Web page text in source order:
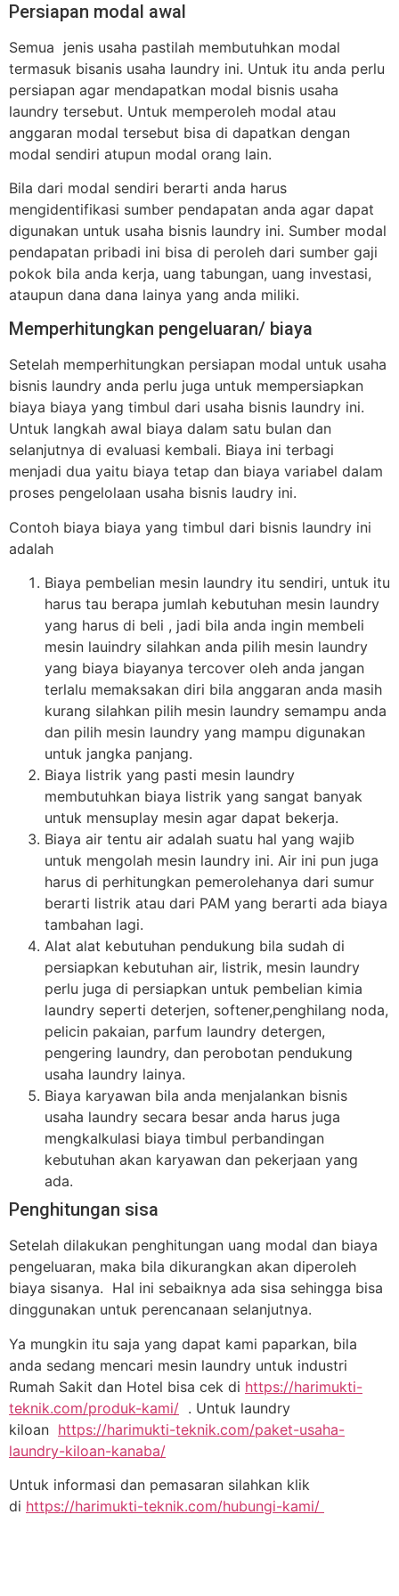
Persiapan modal awal
Semua jenis usaha pastilah membutuhkan modal
termasuk bisanis usaha laundry ini. Untuk itu anda perlu
persiapan agar mendapatkan modal bisnis usaha
laundry tersebut. Untuk memperoleh modal atau
anggaran modal tersebut bisa di dapatkan dengan
modal sendiri atupun modal orang lain.
Bila dari modal sendiri berarti anda harus
mengidentifikasi sumber pendapatan anda agar dapat
digunakan untuk usaha bisnis laundry ini. Sumber modal
pendapatan pribadi ini bisa di peroleh dari sumber gaji
pokok bila anda kerja, uang tabungan, uang investasi,
ataupun dana dana lainya yang anda miliki.
Memperhitungkan pengeluaran/ biaya
Setelah memperhitungkan persiapan modal untuk usaha
bisnis laundry anda perlu juga untuk mempersiapkan
biaya biaya yang timbul dari usaha bisnis laundry ini.
Untuk langkah awal biaya dalam satu bulan dan
selanjutnya di evaluasi kembali. Biaya ini terbagi
menjadi dua yaitu biaya tetap dan biaya variabel dalam
proses pengelolaan usaha bisnis laudry ini.
Contoh biaya biaya yang timbul dari bisnis laundry ini
adalah
Biaya pembelian mesin laundry itu sendiri, untuk itu
harus tau berapa jumlah kebutuhan mesin laundry
yang harus di beli , jadi bila anda ingin membeli
mesin lauindry silahkan anda pilih mesin laundry
yang biaya biayanya tercover oleh anda jangan
terlalu memaksakan diri bila anggaran anda masih
kurang silahkan pilih mesin laundry semampu anda
dan pilih mesin laundry yang mampu digunakan
untuk jangka panjang.
Biaya listrik yang pasti mesin laundry
membutuhkan biaya listrik yang sangat banyak
untuk mensuplay mesin agar dapat bekerja.
Biaya air tentu air adalah suatu hal yang wajib
untuk mengolah mesin laundry ini. Air ini pun juga
harus di perhitungkan pemerolehanya dari sumur
berarti listrik atau dari PAM yang berarti ada biaya
tambahan lagi.
Alat alat kebutuhan pendukung bila sudah di
persiapkan kebutuhan air, listrik, mesin laundry
perlu juga di persiapkan untuk pembelian kimia
laundry seperti deterjen, softener,penghilang noda,
pelicin pakaian, parfum laundry detergen,
pengering laundry, dan perobotan pendukung
usaha laundry lainya.
Biaya karyawan bila anda menjalankan bisnis
usaha laundry secara besar anda harus juga
mengkalkulasi biaya timbul perbandingan
kebutuhan akan karyawan dan pekerjaan yang
ada.
Penghitungan sisa
Setelah dilakukan penghitungan uang modal dan biaya
pengeluaran, maka bila dikurangkan akan diperoleh
biaya sisanya. Hal ini sebaiknya ada sisa sehingga bisa
dinggunakan untuk perencanaan selanjutnya.
Ya mungkin itu saja yang dapat kami paparkan, bila
anda sedang mencari mesin laundry untuk industri
Rumah Sakit dan Hotel bisa cek di https://harimukti-
teknik.com/produk-kami/ . Untuk laundry
kiloan https://harimukti-teknik.com/paket-usaha-
laundry-kiloan-kanaba/
Untuk informasi dan pemasaran silahkan klik
di https://harimukti-teknik.com/hubungi-kami/